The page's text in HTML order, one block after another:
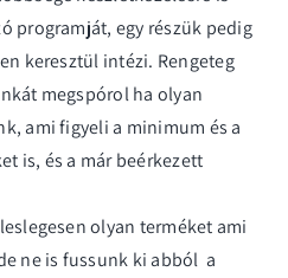
programját, egy részük pedig
keresztül intézi. Rengeteg
megspórol ha olyan
ami figyeli a minimum és a
is, és a már beérkezett
olyan terméket ami
ne is fussunk ki abból a